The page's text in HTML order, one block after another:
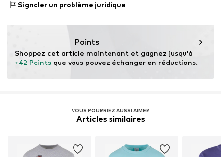
51063 Köln
Signaler un problème juridique
Points
+42 Points que vous pouvez échanger en réductions.
VOUS POURRIEZ AUSSI AIMER
Articles similaires